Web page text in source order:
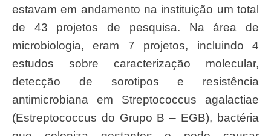
estavam em andamento na instituição um total
de 43 projetos de pesquisa. Na área de
microbiologia, eram 7 projetos, incluindo 4
estudos sobre caracterização molecular,
detecção de sorotipos e resistência
antimicrobiana em Streptococcus agalactiae
(Estreptococcus do Grupo B – EGB), bactéria